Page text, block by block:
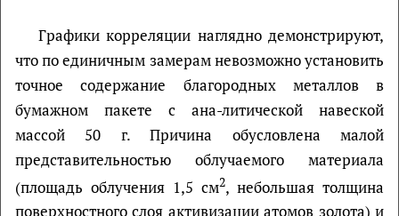
Графики корреляции наглядно демонстрируют,
что по единичным замерам невозможно установить
точное содержание благородных металлов в
бумажном пакете с ана-литической навеской
массой 50 г. Причина обусловлена малой
представительностью облучаемого материала
(площадь облучения 1,5 см2, небольшая толщина
поверхностного слоя активизации атомов золота) и